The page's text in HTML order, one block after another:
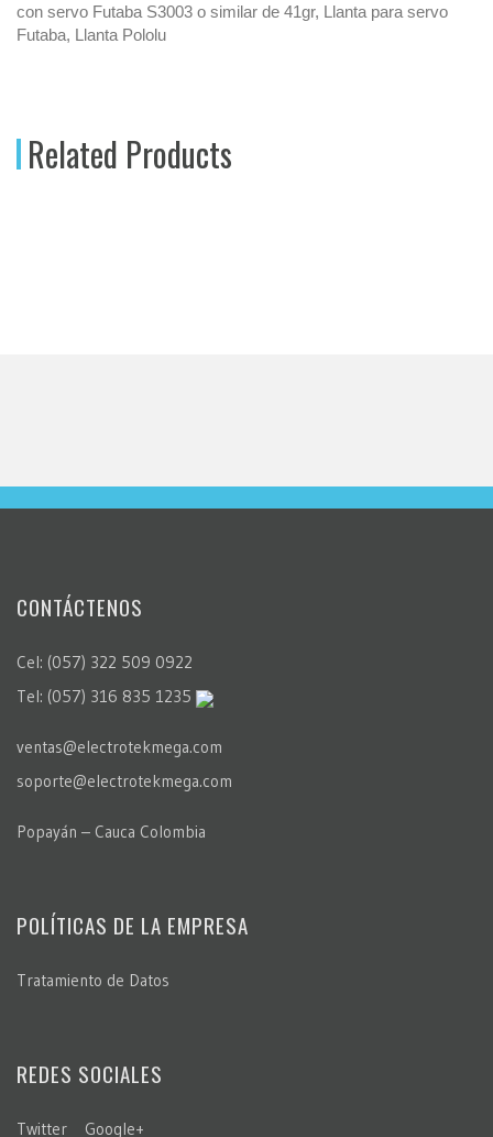
con servo Futaba S3003 o similar de 41gr, Llanta para servo
Futaba, Llanta Pololu
Related Products
CONTÁCTENOS
Cel: (057) 322 509 0922
Tel: (057) 316 835 1235
ventas@electrotekmega.com
soporte@electrotekmega.com
Popayán – Cauca Colombia
POLÍTICAS DE LA EMPRESA
Tratamiento de Datos
REDES SOCIALES
Twitter Google+